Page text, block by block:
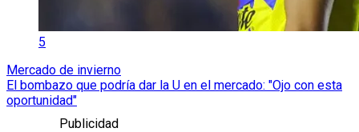
5
Mercado de invierno
El bombazo que podría dar la U en el mercado: "Ojo con esta
oportunidad"
Publicidad